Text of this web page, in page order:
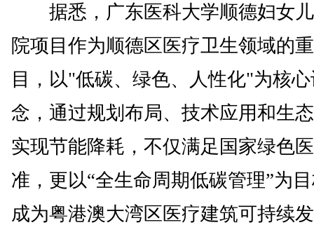
据悉，广东医科大学顺德妇女
院项目作为顺德区医疗卫生领域的
目，以"低碳、绿色、人性化"为核
念，通过规划布局、技术应用和生
实现节能降耗，不仅满足国家绿色
准，更以“全生命周期低碳管理”为
成为粤港澳大湾区医疗建筑可持续